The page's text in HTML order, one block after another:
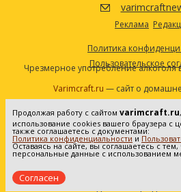
Реклама
Политика
Пользовательское
Чрезмерное употребление алкоголя
Varimcraft.ru — сайт о
Сетевое издание «Варимкрафт».
Федеральной службе по надзору в
технологий и массовых коммуникаций
запись ЭЛ No ФС77-80936 от
Продолжая работу с сайтом varimcraft.ru
использование cookies вашего браузера с
также соглашаетесь с документами:
Политика конфиденциальности и
Оставаясь на сайте, вы соглашаетесь с
персональные данные с использованием
Согласен